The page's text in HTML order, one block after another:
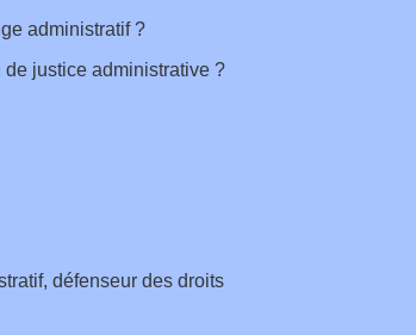
administratif ?
justice administrative ?
défenseur des droits